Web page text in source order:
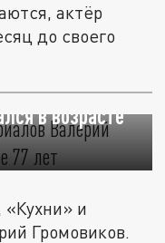
актёр
до своего
в возрасте
«Кухни» и
Громовиков.